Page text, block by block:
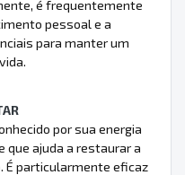
é frequentemente
pessoal e a
para manter um
por sua energia
que ajuda a restaurar a
É particularmente eficaz